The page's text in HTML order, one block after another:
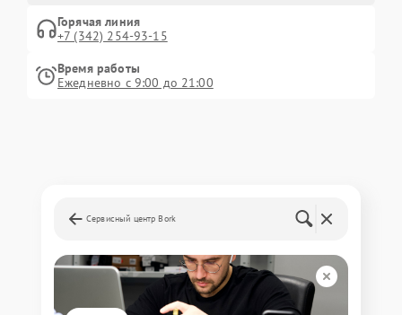
Горячая линия
+7 (342) 254-93-15
Время работы
Ежедневно с 9:00 до 21:00
Сервисный центр Bork